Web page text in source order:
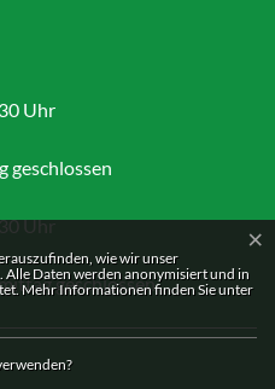
Uhr
geschlossen
Uhr
geschlossen
wie wir unser
Alle Daten werden anonymisiert und in
Mehr Informationen finden Sie unter
×